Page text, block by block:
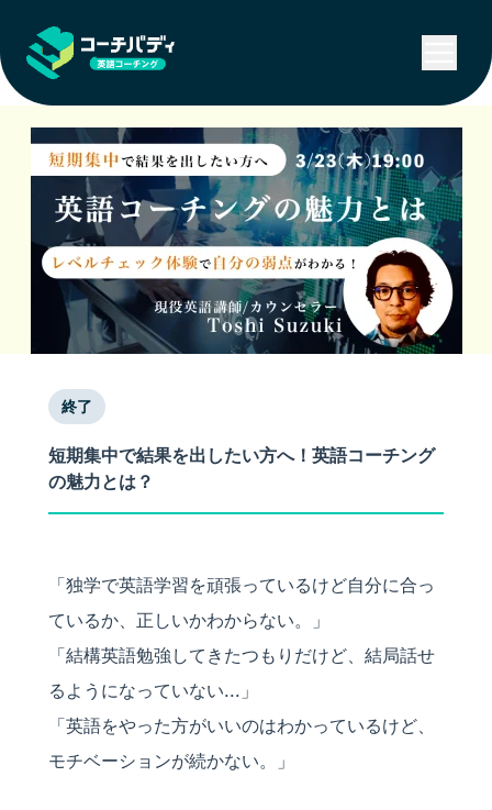
終了
短期集中で結果を出したい方へ！英語コーチング
の魅力とは？
「独学で英語学習を頑張っているけど自分に合っ
ているか、正しいかわからない。」
「結構英語勉強してきたつもりだけど、結局話せ
るようになっていない...」
「英語をやった方がいいのはわかっているけど、
モチベーションが続かない。」